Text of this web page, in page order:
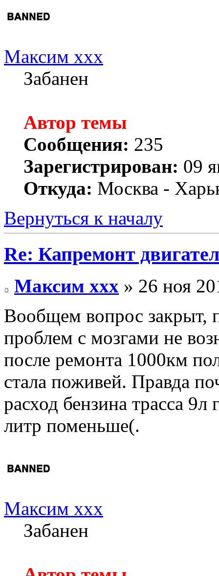
Максим xxx
Забанен
Автор темы
Сообщения: 235
Зарегистрирован: 09
Откуда: Москва -
Вернуться к началу
Re: Капремонт
Максим xxx » 26 ноя
Вообщем вопрос закрыт,
проблем с мозгами не
после ремонта 1000км
стала поживей. Правда
расход бензина трасса
литр поменьше(.
Максим xxx
Забанен